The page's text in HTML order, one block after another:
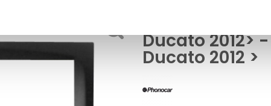
Ducato 2012>
Ducato 2012 >